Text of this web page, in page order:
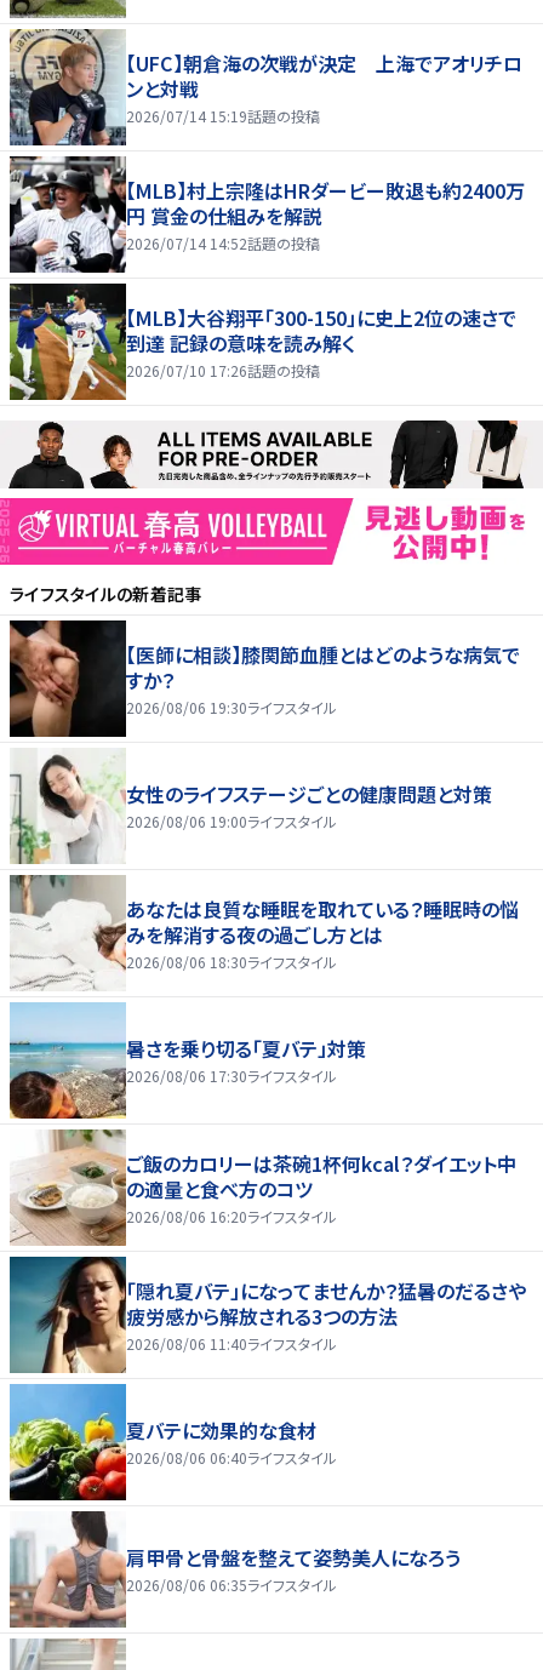
【UFC】朝倉海の次戦が決定 上海でアオリチロ
ンと対戦
2026/07/14 15:19話題の投稿
【MLB】村上宗隆はHRダービー敗退も約2400万
円 賞金の仕組みを解説
2026/07/14 14:52話題の投稿
【MLB】大谷翔平「300-150」に史上2位の速さで
到達 記録の意味を読み解く
2026/07/10 17:26話題の投稿
ライフスタイルの新着記事
【医師に相談】膝関節血腫とはどのような病気で
すか？
2026/08/06 19:30ライフスタイル
女性のライフステージごとの健康問題と対策
2026/08/06 19:00ライフスタイル
あなたは良質な睡眠を取れている？睡眠時の悩
みを解消する夜の過ごし方とは
2026/08/06 18:30ライフスタイル
暑さを乗り切る「夏バテ」対策
2026/08/06 17:30ライフスタイル
ご飯のカロリーは茶碗1杯何kcal？ダイエット中
の適量と食べ方のコツ
2026/08/06 16:20ライフスタイル
「隠れ夏バテ」になってませんか？猛暑のだるさや
疲労感から解放される3つの方法
2026/08/06 11:40ライフスタイル
夏バテに効果的な食材
2026/08/06 06:40ライフスタイル
肩甲骨と骨盤を整えて姿勢美人になろう
2026/08/06 06:35ライフスタイル